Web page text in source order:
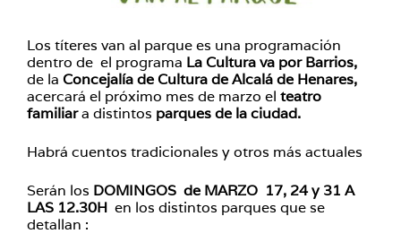
Los títeres van al parque es una programación
dentro de el programa La Cultura va por Barrios,
de la Concejalía de Cultura de Alcalá de Henares,
acercará el próximo mes de marzo el teatro
familiara distintos parques de la ciudad.
Habrá cuentos tradicionales y otros más actuales
Serán los DOMINGOS de MARZO 17, 24 y 31 A
LAS 12.30H en los distintos parques que se
detallan :